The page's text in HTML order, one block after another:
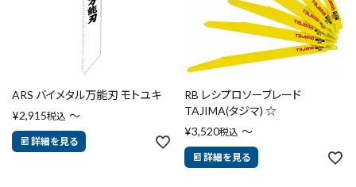
ARS バイメタル万能刃 モトユキ
¥2,915税込 〜
詳細を見る
RB レシプロソーブレード
TAJIMA(タジマ) ☆
¥3,520税込 〜
詳細を見る